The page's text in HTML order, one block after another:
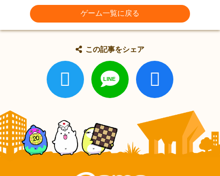
ゲーム一覧に戻る
この記事をシェア